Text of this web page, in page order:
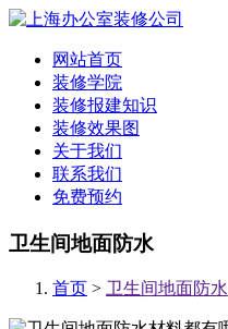
网站首页
装修学院
装修报建知识
装修效果图
关于我们
联系我们
免费预约
卫生间地面防水
首页 > 卫生间地面防水